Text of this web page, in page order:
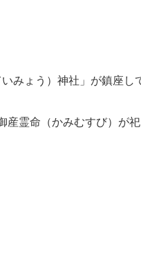
みょう）神社」が鎮座し
霊命（かみむすび）が